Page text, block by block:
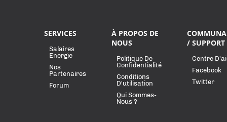
SERVICES
Salaires
Energie
Nos
Partenaires
Forum
À PROPOS DE
NOUS
Politique De
Confidentialité
Conditions
D'utilisation
Qui Sommes-
Nous ?
/ SUPPORT
Centre
Facebook
Twitter